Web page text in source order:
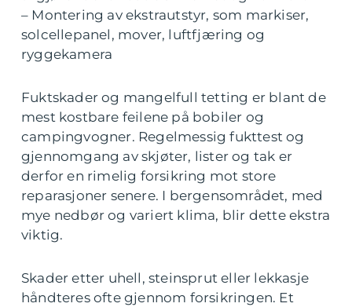
– Montering av ekstrautstyr, som markiser,
solcellepanel, mover, luftfjæring og
ryggekamera
Fuktskader og mangelfull tetting er blant de
mest kostbare feilene på bobiler og
campingvogner. Regelmessig fukttest og
gjennomgang av skjøter, lister og tak er
derfor en rimelig forsikring mot store
reparasjoner senere. I bergensområdet, med
mye nedbør og variert klima, blir dette ekstra
viktig.
Skader etter uhell, steinsprut eller lekkasje
håndteres ofte gjennom forsikringen. Et